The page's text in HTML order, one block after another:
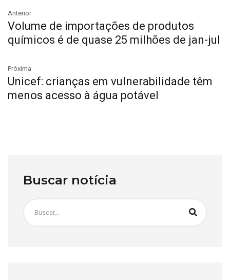
Anterior
Volume de importações de produtos
químicos é de quase 25 milhões de jan-jul
Próxima
Unicef: crianças em vulnerabilidade têm
menos acesso à água potável
Buscar notícia